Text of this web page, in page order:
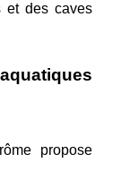
et des caves
propose